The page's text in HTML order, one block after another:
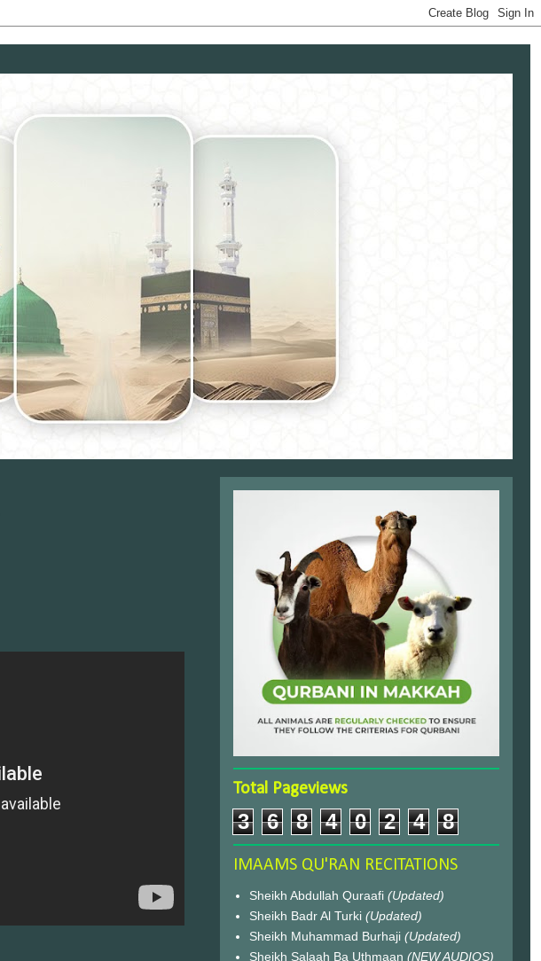
Total Pageviews
3 6 8 4 0 2 4 8
IMAAMS QU'RAN RECITATIONS
Sheikh Abdullah Quraafi (Updated)
Sheikh Badr Al Turki (Updated)
Sheikh Muhammad Burhaji (Updated)
Sheikh Salaah Ba Uthmaan (NEW AUDIOS)